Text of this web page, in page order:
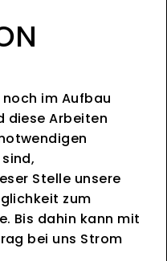
im Aufbau
diese Arbeiten
Stelle unsere
zum
Bis dahin kann mit
bei uns Strom